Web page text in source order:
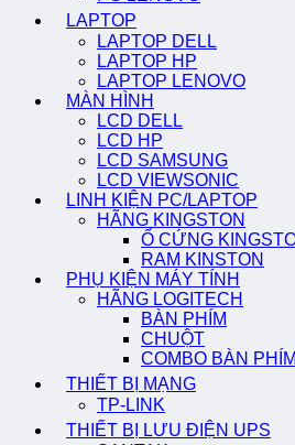
LAPTOP
LAPTOP DELL
LAPTOP HP
LAPTOP LENOVO
MÀN HÌNH
LCD DELL
LCD HP
LCD SAMSUNG
LCD VIEWSONIC
LINH KIỆN PC/LAPTOP
HÃNG KINGSTON
Ổ CỨNG
RAM KINSTON
PHỤ KIỆN MÁY TÍNH
HÃNG LOGITECH
BÀN PHÍM
CHUỘT
COMBO BÀN
THIẾT BỊ MẠNG
TP-LINK
THIẾT BỊ LƯU ĐIỆN UPS